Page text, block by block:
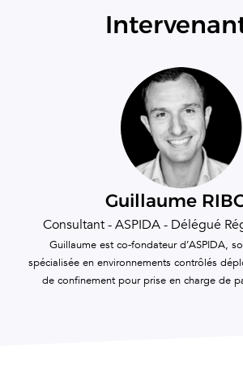
Guillaume
Consultant - ASPIDA - Délégué
Guillaume est co-fondateur d’ASPIDA,
spécialisée en environnements contrôlés
de confinement pour prise en charge de